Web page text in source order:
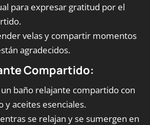
para expresar gratitud por el
velas y compartir momentos
agradecidos.
Compartido:
baño relajante compartido con
y aceites esenciales.
se relajan y se sumergen en